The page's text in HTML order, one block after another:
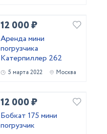
12 000 ₽
Аренда мини
погрузчика
Катерпиллер 262
5 марта 2022 Москва
12 000 ₽
Бобкат 175 мини
погрузчик